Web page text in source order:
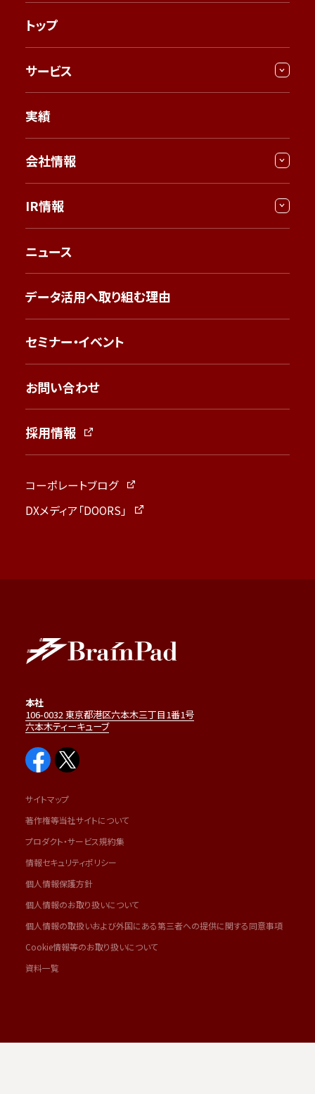
トップ
サービス
実績
会社情報
IR情報
ニュース
データ活用へ取り組む理由
セミナー・イベント
お問い合わせ
採用情報
コーポレートブログ
DXメディア「DOORS」
本社
106-0032 東京都港区六本木三丁目1番1号
六本木ティーキューブ
サイトマップ
著作権等当社サイトについて
プロダクト・サービス規約集
情報セキュリティポリシー
個人情報保護方針
個人情報のお取り扱いについて
個人情報の取扱いおよび外国にある第三者への提供に関する同意事項
Cookie情報等のお取り扱いについて
資料一覧